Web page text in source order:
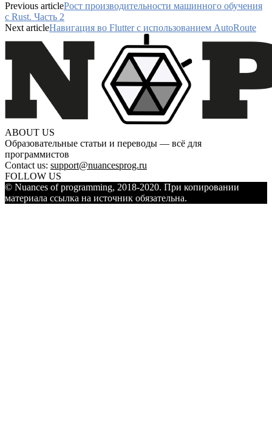
Previous articleРост производительности машинного обучения
с Rust. Часть 2
Next articleНавигация во Flutter с использованием AutoRoute
ABOUT US
Образовательные статьи и переводы — всё для
программистов
Contact us: support@nuancesprog.ru
FOLLOW US
© Nuances of programming, 2018-2020. При копировании
материала ссылка на источник обязательна.